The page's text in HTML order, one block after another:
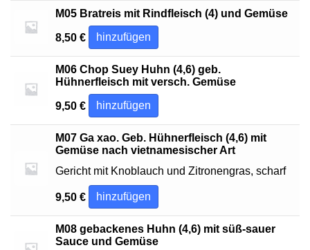
M05 Bratreis mit Rindfleisch (4) und Gemüse
8,50 € hinzufügen
M06 Chop Suey Huhn (4,6) geb.
Hühnerfleisch mit versch. Gemüse
9,50 € hinzufügen
M07 Ga xao. Geb. Hühnerfleisch (4,6) mit
Gemüse nach vietnamesischer Art
Gericht mit Knoblauch und Zitronengras, scharf
9,50 € hinzufügen
M08 gebackenes Huhn (4,6) mit süß-sauer
Sauce und Gemüse